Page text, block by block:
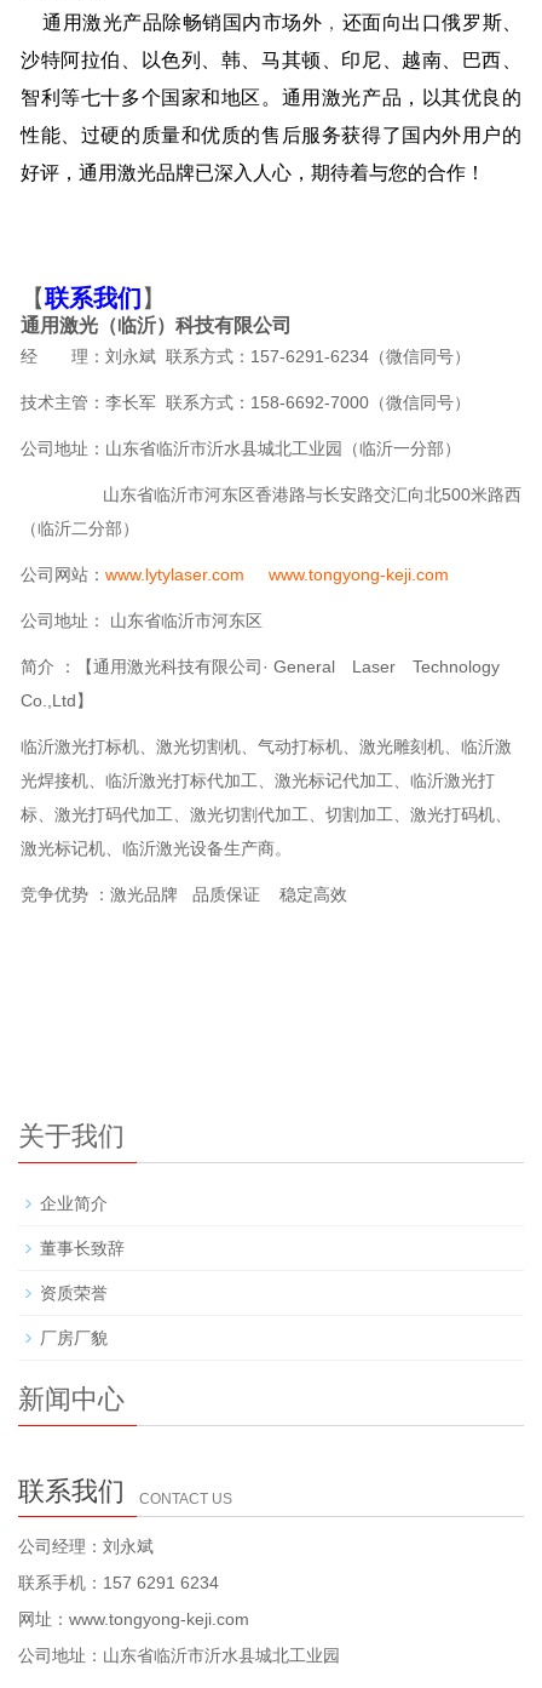
通用激光产品除畅销国内市场外 ， 还面向出口俄罗斯、
沙特阿拉伯、以色列、韩、马其顿、印尼、越南、巴西、
智利等七十多个国家和地区。通用激光产品，以其优良的
性能、过硬的质量和优质的售后服务获得了国内外用户的
好评，通用激光品牌已深入人心，期待着与您的合作！
【联系我们 】
通用激光（临沂）科技有限公司
经 理：刘永斌 联系方式：157-6291-6234（微信同号）
技术主管：李长军 联系方式：158-6692-7000（微信同号）
公司地址：山东省临沂市沂水县城北工业园（临沂一分部）
山东省临沂市河东区香港路与长安路交汇向北500米路西
（临沂二分部）
公司网站： www.lytylaser.com www.tongyong-keji.com
公司地址： 山东省临沂市河东区
简介 ：【通用激光科技有限公司· General Laser Technology
Co.,Ltd】
临沂激光打标机、激光切割机、气动打标机、激光雕刻机、临沂激
光焊接机、临沂激光打标代加工、激光标记代加工、临沂激光打
标、激光打码代加工、激光切割代加工、切割加工、激光打码机、
激光标记机、临沂激光设备生产商。
竞争优势 ：激光品牌 品质保证 稳定高效
关于我们
企业简介
董事长致辞
资质荣誉
厂房厂貌
新闻中心
联系我们 CONTACT US
公司经理：刘永斌
联系手机：157 6291 6234
网址：www.tongyong-keji.com
公司地址：山东省临沂市沂水县城北工业园